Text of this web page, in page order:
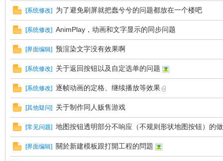
[系统修改] 为了避免刷屏就把蠢兮兮的问题都放在一个楼吧
[系统修改] AnimPlay，动画和文字显示的同步问题
[界面编辑] 预渲染文字没有效果啊
[系统修改] 关于返回按钮以及自定选单的问题
[系统修改] 逐帧动画的定格、继续播放等效果
[其他疑问] 关于制作同人贩售游戏
[常见问题] 地图按钮透明部分不响应（不规则形状地图按钮）的
[界面编辑] 關於新建模板跟打開工程的問題